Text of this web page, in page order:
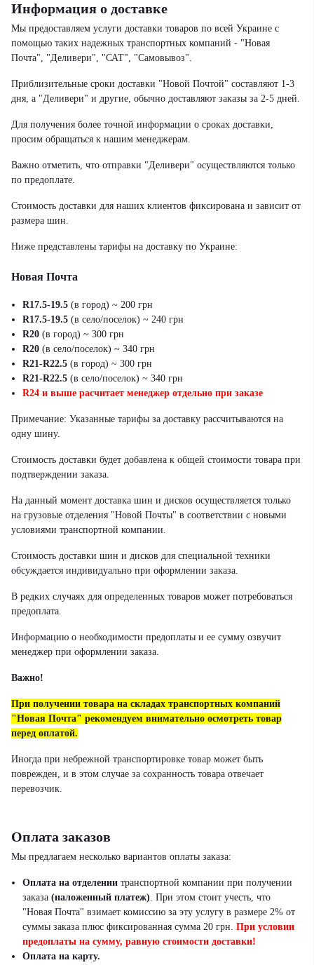
Информация о доставке
Мы предоставляем услуги доставки товаров по всей Украине с
помощью таких надежных транспортных компаний - "Новая
Почта", "Деливери", "САТ", "Самовывоз".
Приблизительные сроки доставки "Новой Почтой" составляют 1-3
дня, а "Деливери" и другие, обычно доставляют заказы за 2-5 дней.
Для получения более точной информации о сроках доставки,
просим обращаться к нашим менеджерам.
Важно отметить, что отправки "Деливери" осуществляются только
по предоплате.
Стоимость доставки для наших клиентов фиксирована и зависит от
размера шин.
Ниже представлены тарифы на доставку по Украине:
Новая Почта
R17.5-19.5 (в город) ~ 200 грн
R17.5-19.5 (в село/поселок) ~ 240 грн
R20 (в город) ~ 300 грн
R20 (в село/поселок) ~ 340 грн
R21-R22.5 (в город) ~ 300 грн
R21-R22.5 (в село/поселок) ~ 340 грн
R24 и выше расчитает менеджер отдельно при заказе
Примечание: Указанные тарифы за доставку рассчитываются на
одну шину.
Стоимость доставки будет добавлена к общей стоимости товара при
подтверждении заказа.
На данный момент доставка шин и дисков осуществляется только
на грузовые отделения "Новой Почты" в соответствии с новыми
условиями транспортной компании.
Стоимость доставки шин и дисков для специальной техники
обсуждается индивидуально при оформлении заказа.
В редких случаях для определенных товаров может потребоваться
предоплата.
Информацию о необходимости предоплаты и ее сумму озвучит
менеджер при оформлении заказа.
Важно!
При получении товара на складах транспортных компаний
"Новая Почта" рекомендуем внимательно осмотреть товар
перед оплатой.
Иногда при небрежной транспортировке товар может быть
поврежден, и в этом случае за сохранность товара отвечает
перевозчик.
Оплата заказов
Мы предлагаем несколько вариантов оплаты заказа:
Оплата на отделении транспортной компании при получении
заказа (наложенный платеж). При этом стоит учесть, что
"Новая Почта" взимает комиссию за эту услугу в размере 2% от
суммы заказа плюс фиксированная сумма 20 грн. При условии
предоплаты на сумму, равную стоимости доставки!
Оплата на карту.